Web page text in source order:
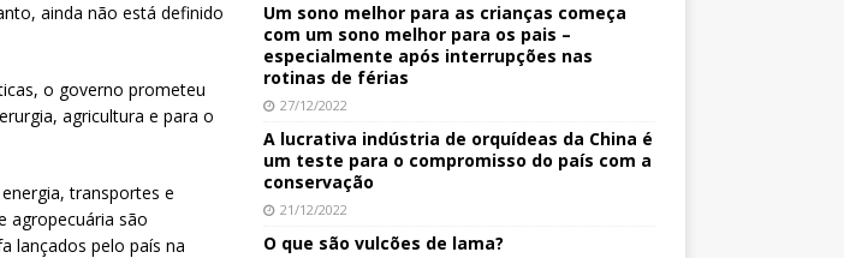
ainda não está definido
o governo prometeu
agricultura e para o
transportes e
agropecuária são
lançados pelo país na
Um sono melhor para as crianças começa
com um sono melhor para os pais –
especialmente após interrupções nas
rotinas de férias
27/12/2022
A lucrativa indústria de orquídeas da China é
um teste para o compromisso do país com a
conservação
21/12/2022
O que são vulcões de lama?